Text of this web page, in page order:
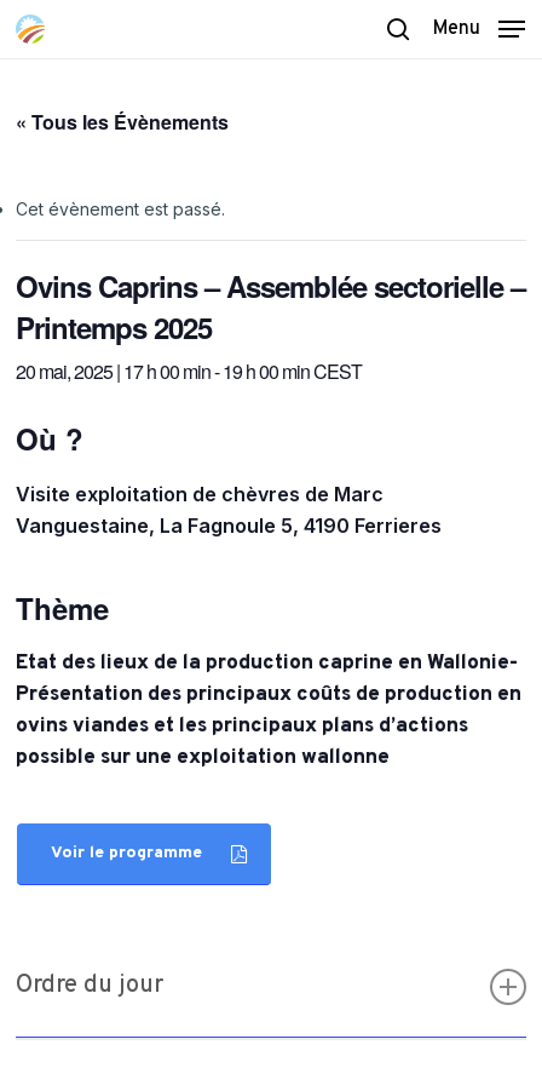
Skip
Menu
« Tous les Évènements
Cet évènement est passé.
Ovins Caprins – Assemblée sectorielle –
Printemps 2025
20 mai, 2025 | 17 h 00 min-19 h 00 minCEST
Où ?
Visite exploitation de chèvres de Marc
Vanguestaine, La Fagnoule 5, 4190 Ferrieres
Thème
Etat des lieux de la production caprine en Wallonie-
Présentation des principaux coûts de production en
ovins viandes et les principaux plans d’actions
possible sur une exploitation wallonne
Voir le programme
Ordre du jour